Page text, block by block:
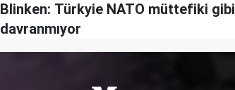
Blinken: Türkyie NATO müttefiki gibi
davranmıyor